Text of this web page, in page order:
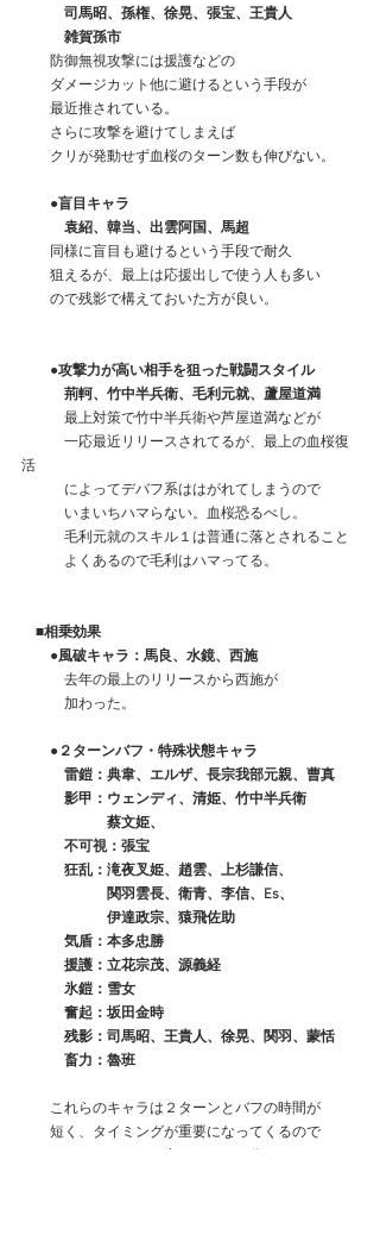
司馬昭、孫権、徐晃、張宝、王貴人
雑賀孫市
防御無視攻撃には援護などの
ダメージカット他に避けるという手段が
最近推されている。
さらに攻撃を避けてしまえば
クリが発動せず血桜のターン数も伸びない。
●盲目キャラ
袁紹、韓当、出雲阿国、馬超
同様に盲目も避けるという手段で耐久
狙えるが、最上は応援出しで使う人も多い
ので残影で構えておいた方が良い。
●攻撃力が高い相手を狙った戦闘スタイル
荊軻、竹中半兵衛、毛利元就、蘆屋道満
最上対策で竹中半兵衛や芦屋道満などが
一応最近リリースされてるが、最上の血桜復
活
によってデバフ系ははがれてしまうので
いまいちハマらない。血桜恐るべし。
毛利元就のスキル１は普通に落とされること
よくあるので毛利はハマってる。
■相乗効果
●風破キャラ：馬良、水鏡、西施
去年の最上のリリースから西施が
加わった。
●２ターンバフ・特殊状態キャラ
雷鎧：典韋、エルザ、長宗我部元親、曹真
影甲：ウェンディ、清姫、竹中半兵衛
蔡文姫、
不可視：張宝
狂乱：滝夜叉姫、趙雲、上杉謙信、
関羽雲長、衛青、李信、Es、
伊達政宗、猿飛佐助
気盾：本多忠勝
援護：立花宗茂、源義経
氷鎧：雪女
奮起：坂田金時
残影：司馬昭、王貴人、徐晃、関羽、蒙恬
畜力：魯班
これらのキャラは２ターンとバフの時間が
短く、タイミングが重要になってくるので